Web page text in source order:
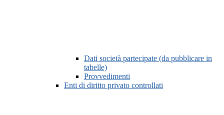
Dati società partecipate (da pubblicare in
tabelle)
Provvedimenti
Enti di diritto privato controllati